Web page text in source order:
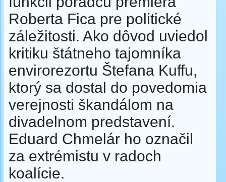
Roberta Fica pre politické
záležitosti. Ako dôvod uviedol
kritiku štátneho tajomníka
envirorezortu Štefana Kuffu,
ktorý sa dostal do povedomia
verejnosti škandálom na
divadelnom predstavení.
Eduard Chmelár ho označil
za extrémistu v radoch
koalície.